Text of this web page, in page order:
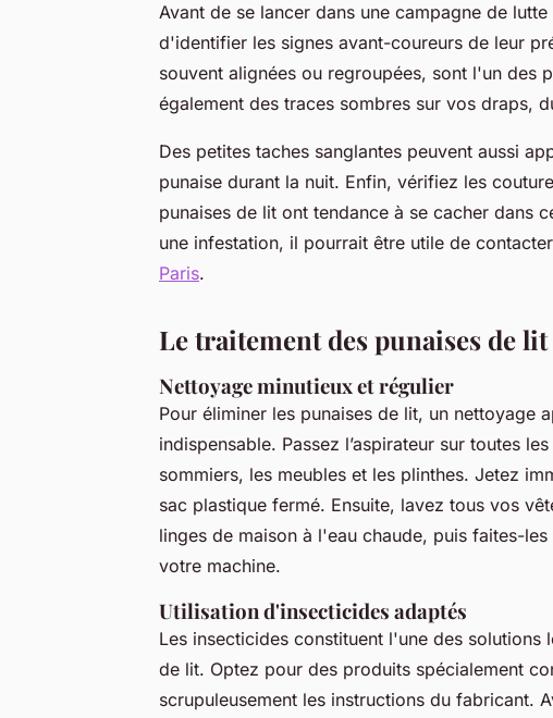
Avant de se lancer dans une campagne de
d'identifier les signes avant-coureurs de leur
souvent alignées ou regroupées, sont l'un des
également des traces sombres sur vos draps,
Des petites taches sanglantes peuvent aussi
punaise durant la nuit. Enfin, vérifiez les
punaises de lit ont tendance à se cacher dans
une infestation, il pourrait être utile de
Paris.
Le traitement des punaises de
Nettoyage minutieux et régulier
Pour éliminer les punaises de lit, un nettoyage
indispensable. Passez l’aspirateur sur toutes
sommiers, les meubles et les plinthes. Jetez
sac plastique fermé. Ensuite, lavez tous vos
linges de maison à l'eau chaude, puis faites-
votre machine.
Utilisation d'insecticides adaptés
Les insecticides constituent l'une des
de lit. Optez pour des produits spécialement
scrupuleusement les instructions du fabricant.